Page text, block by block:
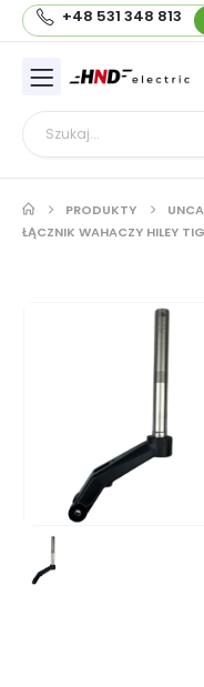
+48 531 348 813
PRODUKTY
ŁĄCZNIK WAHACZY HILEY